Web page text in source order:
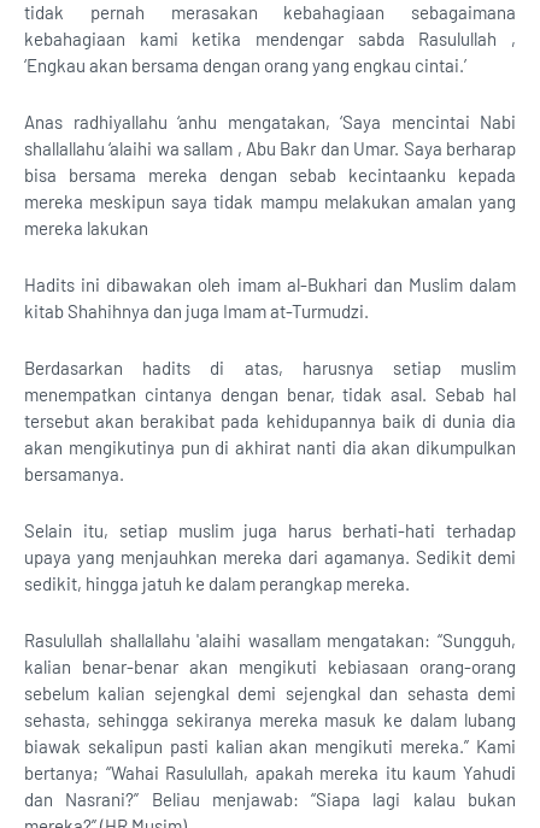
tidak pernah merasakan kebahagiaan sebagaimana
kebahagiaan kami ketika mendengar sabda Rasulullah ,
‘Engkau akan bersama dengan orang yang engkau cintai.’
Anas radhiyallahu ‘anhu mengatakan, ‘Saya mencintai Nabi
shallallahu ‘alaihi wa sallam , Abu Bakr dan Umar. Saya berharap
bisa bersama mereka dengan sebab kecintaanku kepada
mereka meskipun saya tidak mampu melakukan amalan yang
mereka lakukan
Hadits ini dibawakan oleh imam al-Bukhari dan Muslim dalam
kitab Shahihnya dan juga Imam at-Turmudzi.
Berdasarkan hadits di atas, harusnya setiap muslim
menempatkan cintanya dengan benar, tidak asal. Sebab hal
tersebut akan berakibat pada kehidupannya baik di dunia dia
akan mengikutinya pun di akhirat nanti dia akan dikumpulkan
bersamanya.
Selain itu, setiap muslim juga harus berhati-hati terhadap
upaya yang menjauhkan mereka dari agamanya. Sedikit demi
sedikit, hingga jatuh ke dalam perangkap mereka.
Rasulullah shallallahu 'alaihi wasallam mengatakan: “Sungguh,
kalian benar-benar akan mengikuti kebiasaan orang-orang
sebelum kalian sejengkal demi sejengkal dan sehasta demi
sehasta, sehingga sekiranya mereka masuk ke dalam lubang
biawak sekalipun pasti kalian akan mengikuti mereka.” Kami
bertanya; “Wahai Rasulullah, apakah mereka itu kaum Yahudi
dan Nasrani?” Beliau menjawab: “Siapa lagi kalau bukan